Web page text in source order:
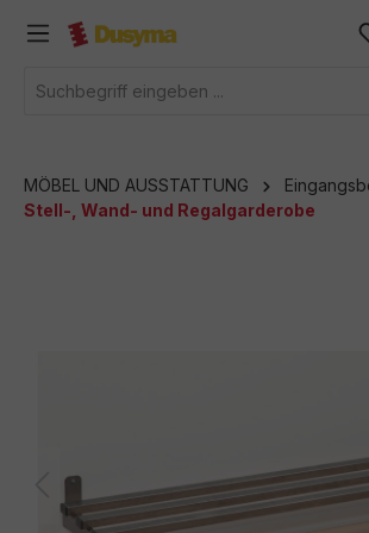
springen
MÖBEL UND AUSSTATTUNG
Stell-, Wand- und Regalgarderobe